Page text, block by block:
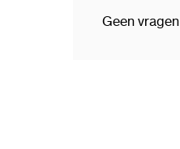
Geen vragen